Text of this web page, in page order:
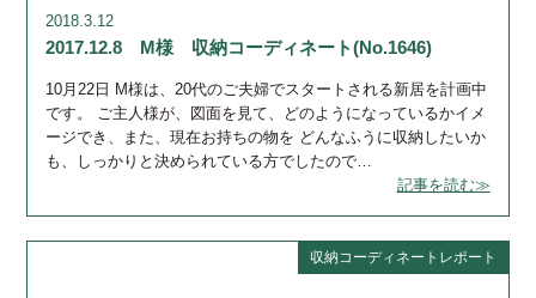
2018.3.12
2017.12.8 M様 収納コーディネート(No.1646)
10月22日 M様は、20代のご夫婦でスタートされる新居を計画中
です。 ご主人様が、図面を見て、どのようになっているかイメ
ージでき、また、現在お持ちの物を どんなふうに収納したいか
も、しっかりと決められている方でしたので…
記事を読む≫
収納コーディネートレポート